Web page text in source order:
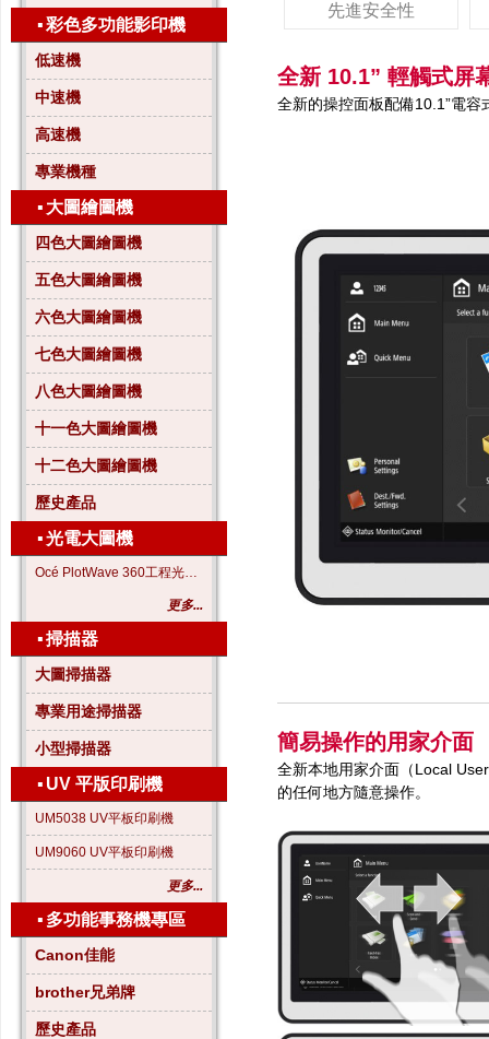
▪彩色多功能影印機
低速機
中速機
高速機
專業機種
▪ 大圖繪圖機
四色大圖繪圖機
五色大圖繪圖機
六色大圖繪圖機
七色大圖繪圖機
八色大圖繪圖機
十一色大圖繪圖機
十二色大圖繪圖機
歷史產品
▪光電大圖機
Océ PlotWave 360工程光電大圖機
更多...
▪掃描器
大圖掃描器
專業用途掃描器
小型掃描器
▪ UV 平版印刷機
UM5038 UV平板印刷機
UM9060 UV平板印刷機
更多...
▪ 多功能事務機專區
Canon佳能
brother兄弟牌
歷史產品
先進安全性
全新 10.1” 輕觸式屏
全新的操控面板配備10.1”電
簡易操作的用家介面
全新本地用家介面（Local
的任何地方隨意操作。